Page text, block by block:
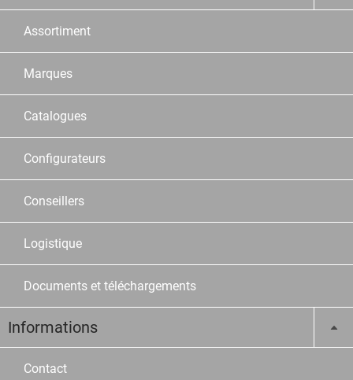
Assortiment
Marques
Catalogues
Configurateurs
Conseillers
Logistique
Documents et téléchargements
Informations
Contact